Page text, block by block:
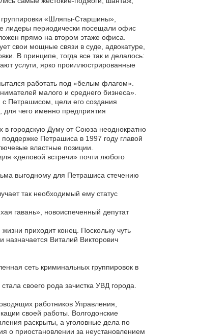
«Шляпы-Старшины»,
лидеры периодически посещали офис
прямо на втором этаже офиса.
свои мощные связи в суде, адвокатуре,
В принципе, тогда все так и делалось:
услуги, ярко проиллюстрированные
работать под «белым флагом».
малого и среднего бизнеса».
Петрашисом, цели его создания
чего именно предприятия
городскую Думу от Союза неоднократно
Петрашиса в 1997 году главой
властные позиции.
«деловой встречи» почти любого
выгодному для Петрашиса стечению
так необходимый ему статус
гавань», новоиспеченный депутат
приходит конец. Поскольку чуть
Виталий Викторович
сеть криминальных группировок в
своего рода зачистка УВД города.
работников Управления,
своей работы. Волгодонские
раскрыты, а уголовные дела по
о приостановлении за неустановлением